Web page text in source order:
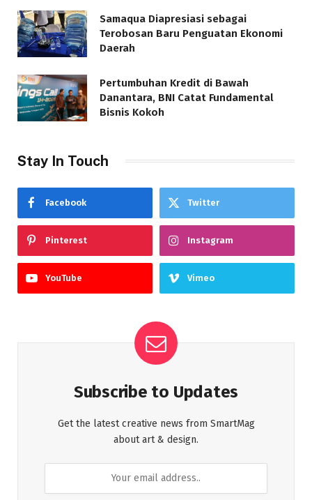
Samaqua Diapresiasi sebagai
Terobosan Baru Penguatan Ekonomi
Daerah
Pertumbuhan Kredit di Bawah
Danantara, BNI Catat Fundamental
Bisnis Kokoh
Stay In Touch
Facebook Twitter
Pinterest Instagram
YouTube Vimeo
Subscribe to Updates
Get the latest creative news from SmartMag
about art & design.